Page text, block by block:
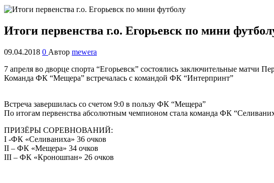
Итоги первенства г.о. Егорьевск по мини
09.04.2018 0 Автор mewera
7 апреля во дворце спорта “Егорьевск” состоялись заключительные матчи
Команда ФК “Мещера” встречалась с командой ФК “Интерпринт”
Встреча завершилась со счетом 9:0 в пользу ФК “Мещера”
По итогам первенства абсолютным чемпионом стала команда ФК
ПРИЗЁРЫ СОРЕВНОВАНИЙ:
I -ФК «Селиваниха» 36 очков
II – ФК «Мещера» 34 очков
III – ФК «Кроношпан» 26 очков